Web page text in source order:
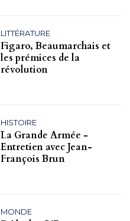
LITTÉRATURE
Figaro, Beaumarchais et
les prémices de la
révolution
HISTOIRE
La Grande Armée -
Entretien avec Jean-
François Brun
MONDE